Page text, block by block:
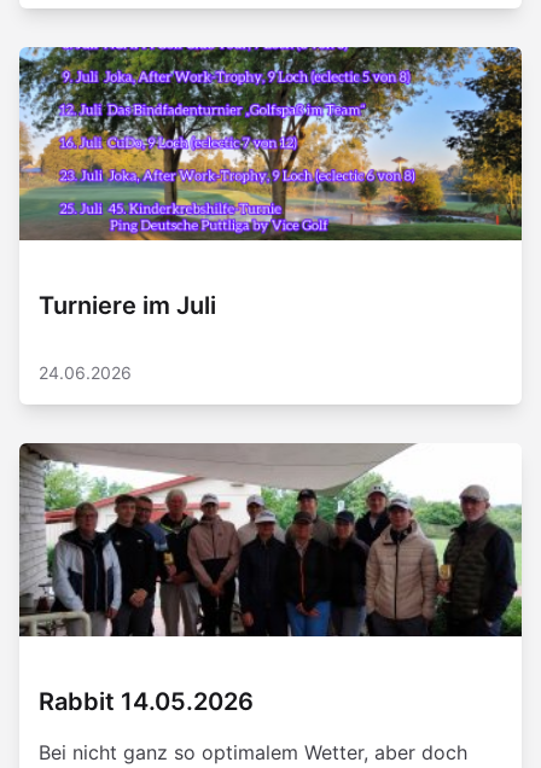
Turniere im Juli
24.06.2026
Rabbit 14.05.2026
Bei nicht ganz so optimalem Wetter, aber doch